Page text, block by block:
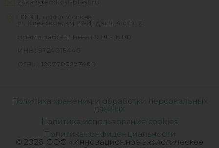
Политика хранения и обработки персональных
данных
Политика использования cookies
Политика конфиденциальности
© 2026, ООО «Инновационное экологическое